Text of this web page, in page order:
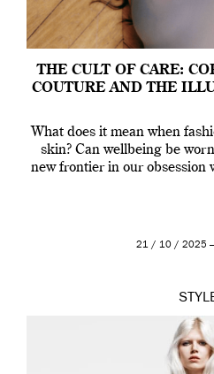
THE CULT OF CARE:
COUTURE AND THE
What does it mean when
skin? Can wellbeing be
new frontier in our obsession
21 / 10 / 2025